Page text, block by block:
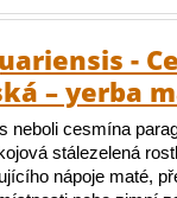
-
– yerba
neboli cesmína
stálezelená
nápoje maté,